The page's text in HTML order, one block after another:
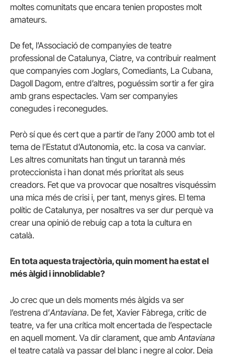
moltes comunitats que encara tenien propostes molt
amateurs.
De fet, l’Associació de companyies de teatre
professional de Catalunya, Ciatre, va contribuir realment
que companyies com Joglars, Comediants, La Cubana,
Dagoll Dagom, entre d’altres, poguéssim sortir a fer gira
amb grans espectacles. Vam ser companyies
conegudes i reconegudes.
Però sí que és cert que a partir de l’any 2000 amb tot el
tema de l’Estatut d’Autonomia, etc. la cosa va canviar.
Les altres comunitats han tingut un tarannà més
proteccionista i han donat més prioritat als seus
creadors. Fet que va provocar que nosaltres visquéssim
una mica més de crisi i, per tant, menys gires. El tema
polític de Catalunya, per nosaltres va ser dur perquè va
crear una opinió de rebuig cap a tota la cultura en
català.
En tota aquesta trajectòria, quin moment ha estat el
més àlgid i innoblidable?
Jo crec que un dels moments més àlgids va ser
l’estrena d’Antaviana. De fet, Xavier Fàbrega, crític de
teatre, va fer una crítica molt encertada de l’espectacle
en aquell moment. Va dir clarament, que amb Antaviana
el teatre català va passar del blanc i negre al color. Deia